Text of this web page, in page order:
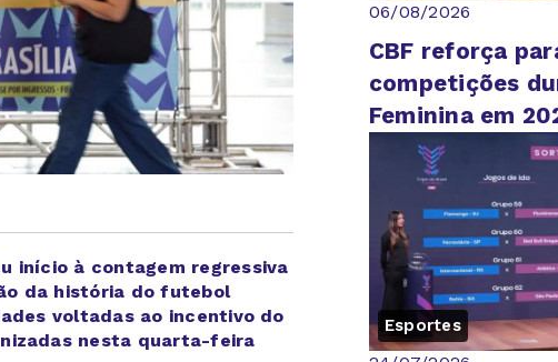
início à contagem regressiva
da história do futebol
voltadas ao incentivo do
nesta quarta-feira
06/08/2026
CBF reforça
competições
Feminina em
Esportes